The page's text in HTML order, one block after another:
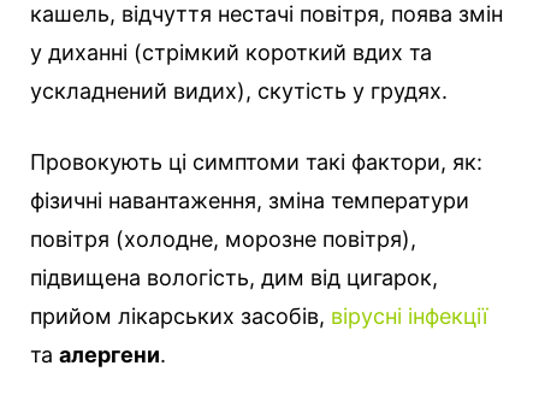
кашель, відчуття нестачі повітря, поява змін
у диханні (стрімкий короткий вдих та
ускладнений видих), скутість у грудях.
Провокують ці симптоми такі фактори, як:
фізичні навантаження, зміна температури
повітря (холодне, морозне повітря),
підвищена вологість, дим від цигарок,
прийом лікарських засобів, вірусні інфекції
та алергени.